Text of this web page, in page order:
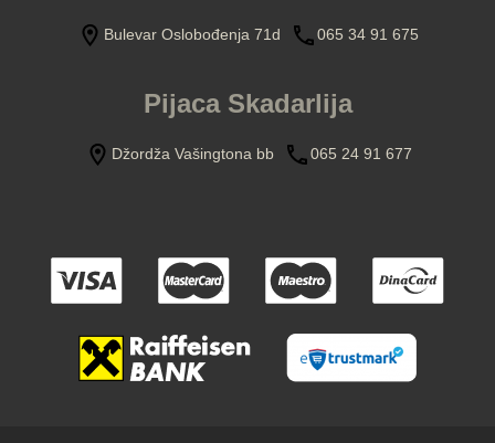
Bulevar Oslobođenja 71d 065 34 91 675
Pijaca Skadarlija
Džordža Vašingtona bb 065 24 91 677